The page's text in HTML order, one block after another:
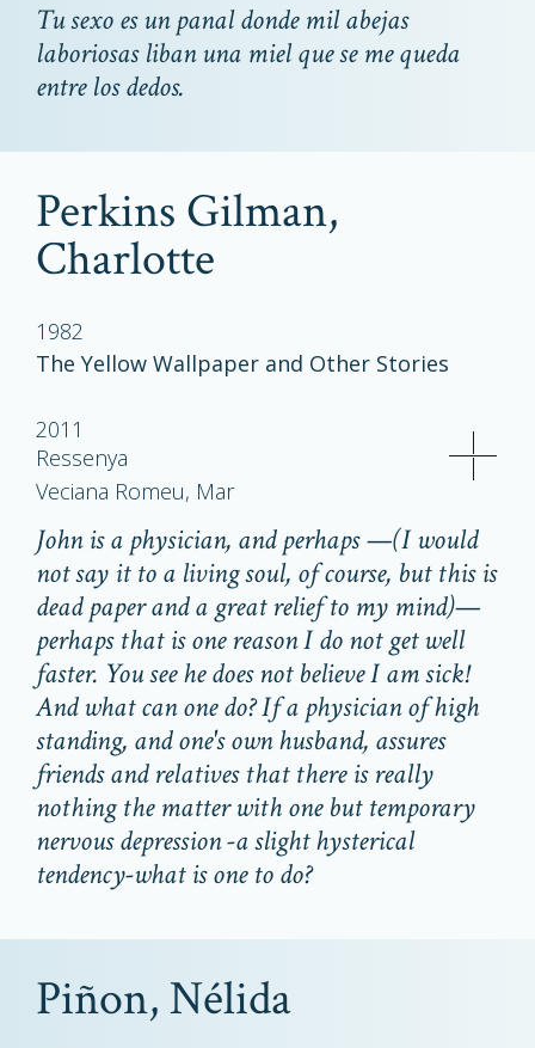
Tu sexo es un panal donde mil abejas
laboriosas liban una miel que se me queda
entre los dedos.
Perkins Gilman,
Charlotte
1982
The Yellow Wallpaper and Other Stories
2011
Ressenya
Veciana Romeu, Mar
John is a physician, and perhaps —(I would
not say it to a living soul, of course, but this is
dead paper and a great relief to my mind)—
perhaps that is one reason I do not get well
faster. You see he does not believe I am sick!
And what can one do? If a physician of high
standing, and one's own husband, assures
friends and relatives that there is really
nothing the matter with one but temporary
nervous depression -a slight hysterical
tendency-what is one to do?
Piñon, Nélida